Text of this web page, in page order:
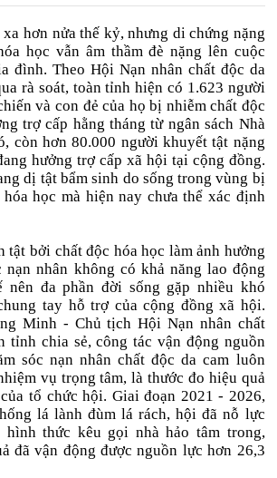
hơn nửa thế kỷ, nhưng di chứng nặng
học vẫn âm thầm đè nặng lên cuộc
đình. Theo Hội Nạn nhân chất độc da
rà soát, toàn tỉnh hiện có 1.623 người
và con đẻ của họ bị nhiễm chất độc
trợ cấp hằng tháng từ ngân sách Nhà
còn hơn 80.000 người khuyết tật nặng
hưởng trợ cấp xã hội tại cộng đồng.
dị tật bẩm sinh do sống trong vùng bị
học mà hiện nay chưa thể xác định
tật bởi chất độc hóa học làm ảnh hưởng
nạn nhân không có khả năng lao động
nên đa phần đời sống gặp nhiều khó
tay hỗ trợ của cộng đồng xã hội.
Minh - Chủ tịch Hội Nạn nhân chất
tỉnh chia sẻ, công tác vận động nguồn
sóc nạn nhân chất độc da cam luôn
vụ trọng tâm, là thước đo hiệu quả
tổ chức hội. Giai đoạn 2021 - 2026,
lá lành đùm lá rách, hội đã nỗ lực
hình thức kêu gọi nhà hảo tâm trong,
đã vận động được nguồn lực hơn 26,3